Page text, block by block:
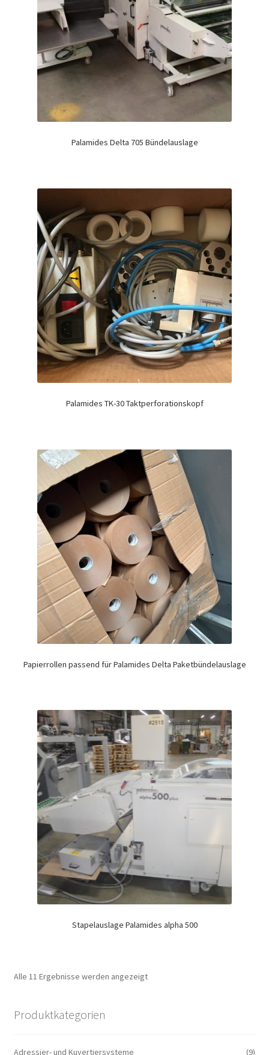
Palamides Delta 705 Bündelauslage
Palamides TK-30 Taktperforationskopf
Papierrollen passend für Palamides Delta Paketbündelauslage
Stapelauslage Palamides alpha 500
Alle 11 Ergebnisse werden angezeigt
Produktkategorien
Adressier- und Kuvertiersysteme (9)